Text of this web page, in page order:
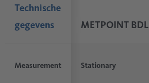
Technische
gegevens
Measurement
METPOINT BDL
Stationary